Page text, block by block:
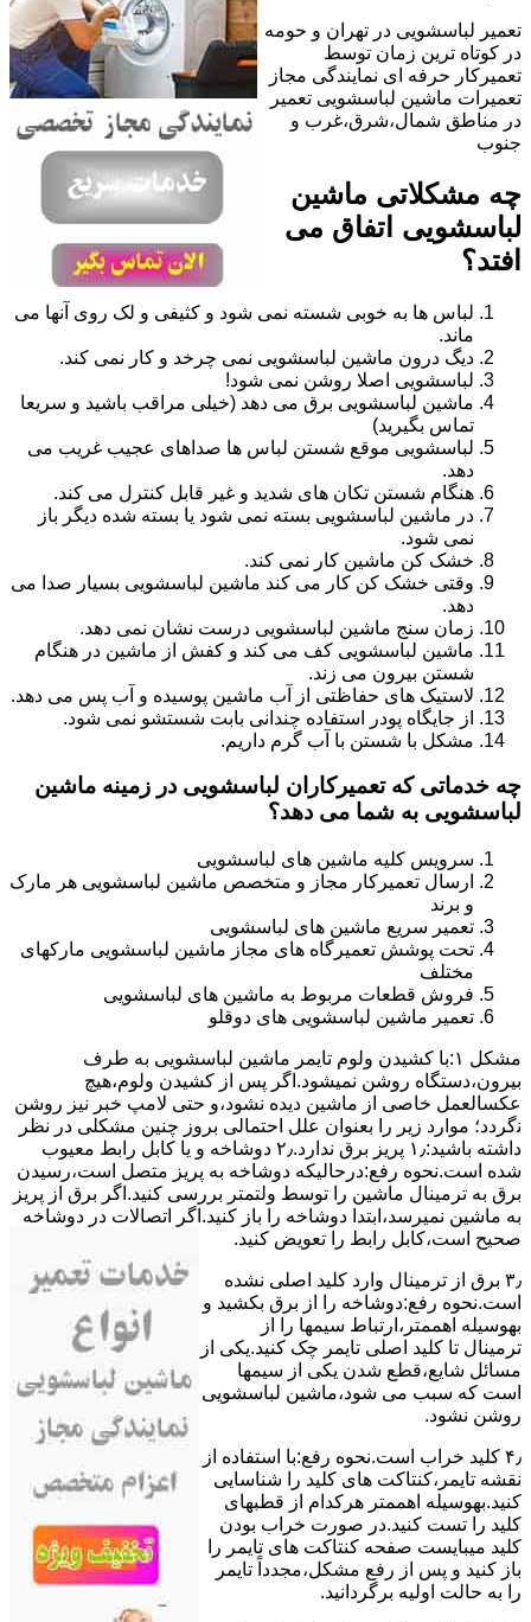
تعمیر لباسشویی در تهران و حومه
در کوتاه ترین زمان توسط
تعمیرکار حرفه ای نمایندگی مجاز
تعمیرات ماشین لباسشویی تعمیر
در مناطق شمال،شرق،غرب و
جنوب
چه مشکلاتی ماشین
لباسشویی اتفاق می
افتد؟
لباس ها به خوبی شسته نمی شود و کثیفی و لک روی آنها می
ماند.
دیگ درون ماشین لباسشویی نمی چرخد و کار نمی کند.
لباسشویی اصلا روشن نمی شود!
ماشین لباسشویی برق می دهد (خیلی مراقب باشید و سریعا
تماس بگیرید)
لباسشویی موقع شستن لباس ها صداهای عجیب غریب می
دهد.
هنگام شستن تکان های شدید و غیر قابل کنترل می کند.
در ماشین لباسشویی بسته نمی شود یا بسته شده دیگر باز
نمی شود.
خشک کن ماشین کار نمی کند.
وقتی خشک کن کار می کند ماشین لباسشویی بسیار صدا می
دهد.
زمان سنج ماشین لباسشویی درست نشان نمی دهد.
ماشین لباسشویی کف می کند و کفش از ماشین در هنگام
شستن بیرون می زند.
لاستیک های حفاظتی از آب ماشین پوسیده و آب پس می دهد.
از جایگاه پودر استفاده چندانی بابت شستشو نمی شود.
مشکل با شستن با آب گرم داریم.
چه خدماتی که تعمیرکاران لباسشویی در زمینه ماشین
لباسشویی به شما می دهد؟
سرویس کلیه ماشین های لباسشویی
ارسال تعمیرکار مجاز و متخصص ماشین لباسشویی هر مارک
و برند
تعمیر سریع ماشین های لباسشویی
تحت پوشش تعمیرگاه های مجاز ماشین لباسشویی مارکهای
مختلف
فروش قطعات مربوط به ماشین های لباسشویی
تعمیر ماشین لباسشویی های دوقلو
مشکل ۱:ﺑﺎ ﮐﺸﯿﺪن وﻟﻮم ﺗﺎﯾﻤﺮ ماشین لباسشویی به طرف
ﺑﯿﺮون،دستگاه روﺷﻦ نمیشود.اﮔﺮ ﭘﺲ از ﮐﺸﯿﺪن وﻟﻮم،ﻫﯿﭻ
عکسالعمل ﺧﺎﺻﯽ از ﻣﺎﺷﯿﻦ دﯾﺪه نشود،و حتی ﻻﻣﭗ ﺧﺒﺮ ﻧﯿﺰ روﺷﻦ
ﻧگردد؛ موارد زیر را بعنوان ﻋﻠﻞ احتمالی بروز چنین مشکلی در نظر
داشته باشید:۱٫ ﭘﺮﯾﺰ ﺑﺮق ﻧﺪارد.۲٫ دوﺷﺎﺧﻪ و ﯾﺎ ﮐﺎﺑﻞ راﺑﻂ ﻣﻌﯿﻮب
ﺷﺪه است.نحوه رفع:درحالیکه دوﺷﺎﺧﻪ ﺑﻪ ﭘﺮﯾﺰ ﻣﺘﺼﻞ اﺳﺖ،رﺳﯿﺪن
ﺑﺮق ﺑﻪ ﺗﺮﻣﯿﻨﺎل ﻣﺎﺷﯿﻦ را ﺗﻮﺳﻂ ولتمتر بررسی ﮐﻨﯿﺪ.اﮔﺮ ﺑﺮق از ﭘﺮﯾﺰ
ﺑﻪ ﻣﺎﺷﯿﻦ نمیرسد،اﺑﺘﺪا دوشاخه را باز کنید.اﮔﺮ اﺗﺼﺎﻻت در دوشاخه
ﺻﺤﯿﺢ اﺳﺖ،ﮐﺎﺑﻞ راﺑﻂ را ﺗﻌﻮﯾﺾ کنید.
۳٫ ﺑﺮق از ﺗﺮﻣﯿﻨﺎل وارد ﮐﻠﯿﺪ اﺻﻠﯽ ﻧﺸﺪه
است.نحوه رﻓﻊ:دوشاخه را از ﺑﺮق بکشید و
بهوسیله اهممتر،ارﺗﺒﺎط سیمها را از
ﺗﺮﻣﯿﻨﺎل ﺗﺎ ﮐﻠﯿﺪ اﺻﻠﯽ ﺗﺎﯾﻤﺮ چک کنید.یکی از
مسائل شایع،ﻗﻄﻊ شدن ﯾﮑﯽ از سیمها
است که سبب می شود،ﻣﺎﺷﯿﻦ لباسشویی
روﺷﻦ نشود.
۴٫ ﮐﻠﯿﺪ ﺧﺮاب اﺳﺖ.نحوه رفع:ﺑﺎ اﺳﺘﻔﺎده از
ﻧﻘﺸﻪ ﺗﺎﯾﻤﺮ،ﮐﻨﺘﺎﮐﺖ ﻫﺎی ﮐﻠﯿﺪ را ﺷﻨﺎﺳﺎﯾﯽ
کنید.بهوسیله اهممتر هرکدام از قطبهای
ﮐﻠﯿﺪ را ﺗﺴﺖ ﮐﻨﯿﺪ.در ﺻﻮرت ﺧﺮاب ﺑﻮدن
ﮐﻠﯿﺪ میبایست ﺻﻔﺤﻪ ﮐﻨﺘﺎﮐﺖ ﻫﺎی ﺗﺎﯾﻤﺮ را
باز کنید و ﭘﺲ از رﻓﻊ مشکل،مجدداً ﺗﺎﯾﻤﺮ
را به حالت اوﻟﯿﻪ برگردانید.